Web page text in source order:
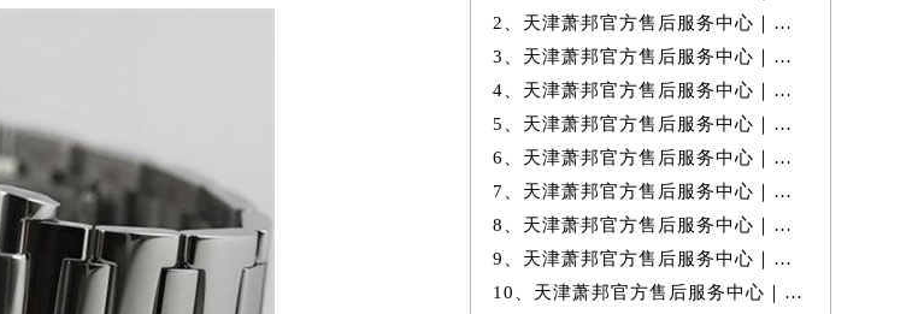
2、天津萧邦官方售后服务中心｜最新热线和完整维修地址权威信息公示（20
3、天津萧邦官方售后服务中心｜全新维修地址和客服热线权威信息公示（20
4、天津萧邦官方售后服务中心｜网点地址与24小时客服热线权威信息公示
5、天津萧邦官方售后服务中心｜最新热线及维修地址权威信息公示（2026年
6、天津萧邦官方售后服务中心｜官方电话及服务网点地址权威信息公示（20
7、天津萧邦官方售后服务中心｜全新地址及服务热线权威信息公示（2026年
8、天津萧邦官方售后服务中心｜网点地址及客服电话权威信息公示（2026年
9、天津萧邦官方售后服务中心｜全部网点地址与热线权威信息公示（2026年
10、天津萧邦官方售后服务中心｜全新维修地址及客服热线权威信息公示（20